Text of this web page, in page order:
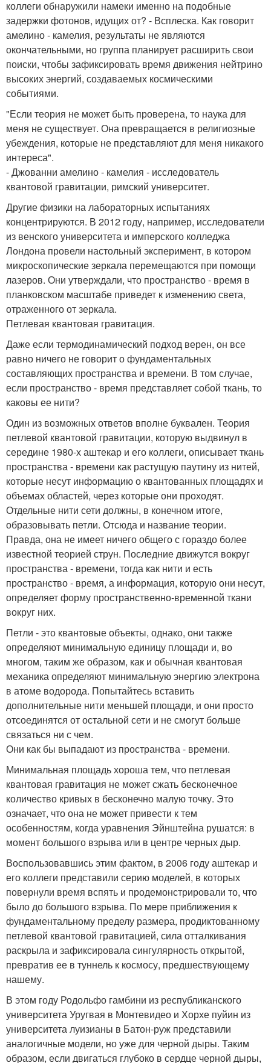
коллеги обнаружили намеки именно на подобные
задержки фотонов, идущих от? - Всплеска. Как говорит
амелино - камелия, результаты не являются
окончательными, но группа планирует расширить свои
поиски, чтобы зафиксировать время движения нейтрино
высоких энергий, создаваемых космическими
событиями.
"Если теория не может быть проверена, то наука для
меня не существует. Она превращается в религиозные
убеждения, которые не представляют для меня никакого
интереса".
- Джованни амелино - камелия - исследователь
квантовой гравитации, римский университет.
Другие физики на лабораторных испытаниях
концентрируются. В 2012 году, например, исследователи
из венского университета и имперского колледжа
Лондона провели настольный эксперимент, в котором
микроскопические зеркала перемещаются при помощи
лазеров. Они утверждали, что пространство - время в
планковском масштабе приведет к изменению света,
отраженного от зеркала.
Петлевая квантовая гравитация.
Даже если термодинамический подход верен, он все
равно ничего не говорит о фундаментальных
составляющих пространства и времени. В том случае,
если пространство - время представляет собой ткань, то
каковы ее нити?
Один из возможных ответов вполне буквален. Теория
петлевой квантовой гравитации, которую выдвинул в
середине 1980-х аштекар и его коллеги, описывает ткань
пространства - времени как растущую паутину из нитей,
которые несут информацию о квантованных площадях и
объемах областей, через которые они проходят.
Отдельные нити сети должны, в конечном итоге,
образовывать петли. Отсюда и название теории.
Правда, она не имеет ничего общего с гораздо более
известной теорией струн. Последние движутся вокруг
пространства - времени, тогда как нити и есть
пространство - время, а информация, которую они несут,
определяет форму пространственно-временной ткани
вокруг них.
Петли - это квантовые объекты, однако, они также
определяют минимальную единицу площади и, во
многом, таким же образом, как и обычная квантовая
механика определяют минимальную энергию электрона
в атоме водорода. Попытайтесь вставить
дополнительные нити меньшей площади, и они просто
отсоединятся от остальной сети и не смогут больше
связаться ни с чем.
Они как бы выпадают из пространства - времени.
Минимальная площадь хороша тем, что петлевая
квантовая гравитация не может сжать бесконечное
количество кривых в бесконечно малую точку. Это
означает, что она не может привести к тем
особенностям, когда уравнения Эйнштейна рушатся: в
момент большого взрыва или в центре черных дыр.
Воспользовавшись этим фактом, в 2006 году аштекар и
его коллеги представили серию моделей, в которых
повернули время вспять и продемонстрировали то, что
было до большого взрыва. По мере приближения к
фундаментальному пределу размера, продиктованному
петлевой квантовой гравитацией, сила отталкивания
раскрыла и зафиксировала сингулярность открытой,
превратив ее в туннель к космосу, предшествующему
нашему.
В этом году Родольфо гамбини из республиканского
университета Уругвая в Монтевидео и Хорхе пуйин из
университета луизианы в Батон-руж представили
аналогичные модели, но уже для черной дыры. Таким
образом, если двигаться глубоко в сердце черной дыры,